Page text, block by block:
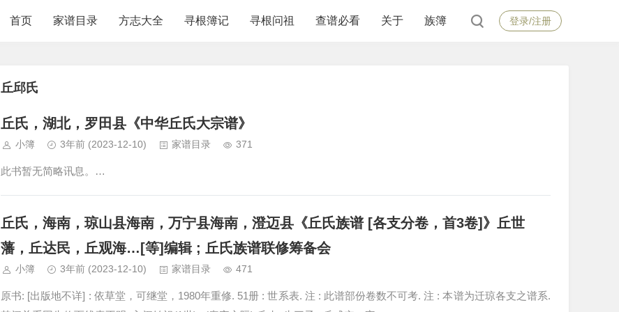
登录/注册
首页 家谱目录 方志大全 寻根簿记 寻根问祖 查谱必看 关于 族簿
丘邱氏
丘氏，湖北，罗田县《中华丘氏大宗谱》
小簿 3年前 (2023-12-10) 家谱目录 371
此书暂无简略讯息。…
丘氏，海南，琼山县海南，万宁县海南，澄迈县《丘氏族谱 [各支分卷，首3卷]》丘世
藩，丘达民，丘观海…[等]编辑 ; 丘氏族谱联修筹备会
小簿 3年前 (2023-12-10) 家谱目录 471
原书: [出版地不详] : 依草堂，可继堂，1980年重修. 51册 : 世系表. 注 : 此谱部份卷数不可考. 注 : 本谱为迁琼各支之谱系.